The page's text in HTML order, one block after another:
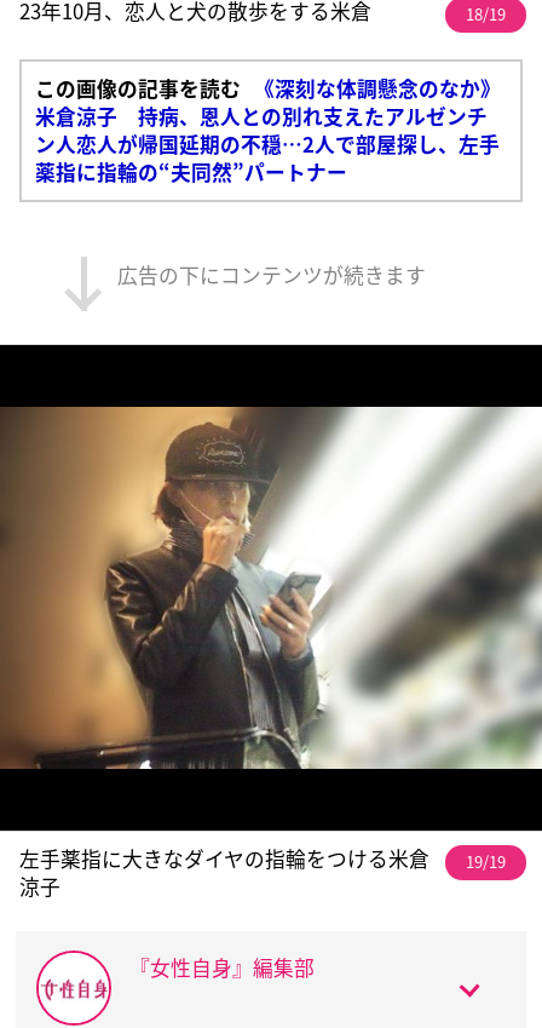
23年10月、恋人と犬の散歩をする米倉 18/19
この画像の記事を読む
《深刻な体調懸念のなか》
米倉涼子 持病、恩人との別れ支えたアルゼンチ
ン人恋人が帰国延期の不穏…2人で部屋探し、左手
薬指に指輪の“夫同然”パートナー
広告の下にコンテンツが続きます
左手薬指に大きなダイヤの指輪をつける米倉
涼子
19/19
『女性自身』編集部